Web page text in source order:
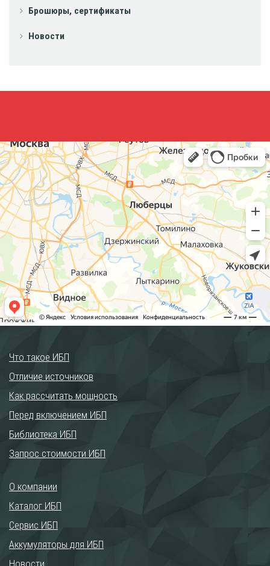
Брошюры, сертификаты
Новости
Что такое ИБП
Отличие источников
Как рассчитать мощность
Перед включением ИБП
Библиотека ИБП
Запрос стоимости ИБП
О компании
Каталог ИБП
Сервис ИБП
Аккумуляторы для ИБП
Новости